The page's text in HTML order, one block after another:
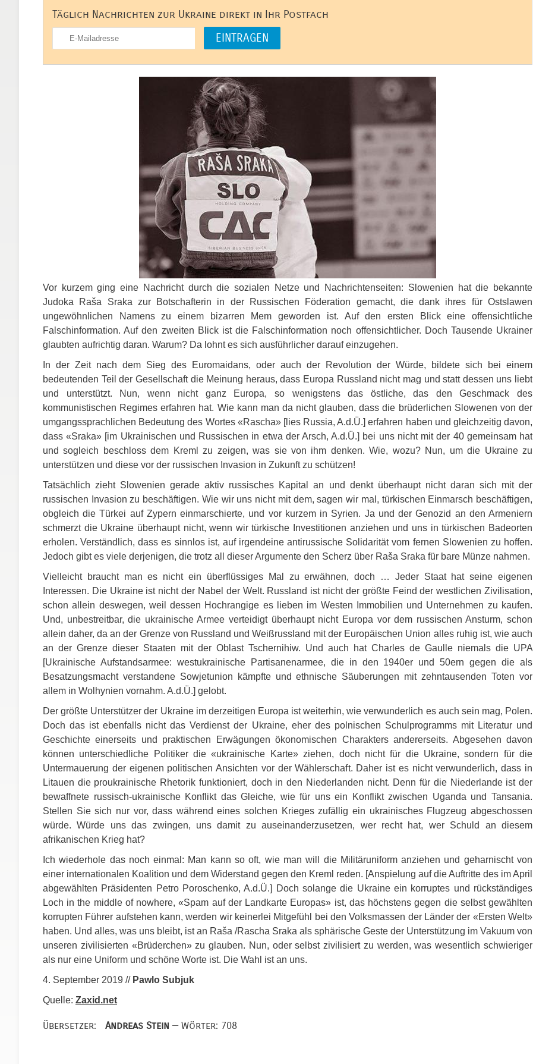
Täglich Nachrichten zur Ukraine direkt in Ihr Postfach
Vor kurzem ging eine Nachricht durch die sozialen Netze und Nachrichtenseiten: Slowenien hat die bekannte
Judoka Raša Sraka zur Botschafterin in der Russischen Föderation gemacht, die dank ihres für Ostslawen
ungewöhnlichen Namens zu einem bizarren Mem geworden ist. Auf den ersten Blick eine offensichtliche
Falschinformation. Auf den zweiten Blick ist die Falschinformation noch offensichtlicher. Doch Tausende Ukrainer
glaubten aufrichtig daran. Warum? Da lohnt es sich ausführlicher darauf einzugehen.
In der Zeit nach dem Sieg des Euromaidans, oder auch der Revolution der Würde, bildete sich bei einem
bedeutenden Teil der Gesellschaft die Meinung heraus, dass Europa Russland nicht mag und statt dessen uns liebt
und unterstützt. Nun, wenn nicht ganz Europa, so wenigstens das östliche, das den Geschmack des
kommunistischen Regimes erfahren hat. Wie kann man da nicht glauben, dass die brüderlichen Slowenen von der
umgangssprachlichen Bedeutung des Wortes «Rascha» [lies Russia, A.d.Ü.] erfahren haben und gleichzeitig davon,
dass «Sraka» [im Ukrainischen und Russischen in etwa der Arsch, A.d.Ü.] bei uns nicht mit der 40 gemeinsam hat
und sogleich beschloss dem Kreml zu zeigen, was sie von ihm denken. Wie, wozu? Nun, um die Ukraine zu
unterstützen und diese vor der russischen Invasion in Zukunft zu schützen!
Tatsächlich zieht Slowenien gerade aktiv russisches Kapital an und denkt überhaupt nicht daran sich mit der
russischen Invasion zu beschäftigen. Wie wir uns nicht mit dem, sagen wir mal, türkischen Einmarsch beschäftigen,
obgleich die Türkei auf Zypern einmarschierte, und vor kurzem in Syrien. Ja und der Genozid an den Armeniern
schmerzt die Ukraine überhaupt nicht, wenn wir türkische Investitionen anziehen und uns in türkischen Badeorten
erholen. Verständlich, dass es sinnlos ist, auf irgendeine antirussische Solidarität vom fernen Slowenien zu hoffen.
Jedoch gibt es viele derjenigen, die trotz all dieser Argumente den Scherz über Raša Sraka für bare Münze nahmen.
Vielleicht braucht man es nicht ein überflüssiges Mal zu erwähnen, doch … Jeder Staat hat seine eigenen
Interessen. Die Ukraine ist nicht der Nabel der Welt. Russland ist nicht der größte Feind der westlichen Zivilisation,
schon allein deswegen, weil dessen Hochrangige es lieben im Westen Immobilien und Unternehmen zu kaufen.
Und, unbestreitbar, die ukrainische Armee verteidigt überhaupt nicht Europa vor dem russischen Ansturm, schon
allein daher, da an der Grenze von Russland und Weißrussland mit der Europäischen Union alles ruhig ist, wie auch
an der Grenze dieser Staaten mit der Oblast Tschernihiw. Und auch hat Charles de Gaulle niemals die UPA
[Ukrainische Aufstandsarmee: westukrainische Partisanenarmee, die in den 1940er und 50ern gegen die als
Besatzungsmacht verstandene Sowjetunion kämpfte und ethnische Säuberungen mit zehntausenden Toten vor
allem in Wolhynien vornahm. A.d.Ü.] gelobt.
Der größte Unterstützer der Ukraine im derzeitigen Europa ist weiterhin, wie verwunderlich es auch sein mag, Polen.
Doch das ist ebenfalls nicht das Verdienst der Ukraine, eher des polnischen Schulprogramms mit Literatur und
Geschichte einerseits und praktischen Erwägungen ökonomischen Charakters andererseits. Abgesehen davon
können unterschiedliche Politiker die «ukrainische Karte» ziehen, doch nicht für die Ukraine, sondern für die
Untermauerung der eigenen politischen Ansichten vor der Wählerschaft. Daher ist es nicht verwunderlich, dass in
Litauen die proukrainische Rhetorik funktioniert, doch in den Niederlanden nicht. Denn für die Niederlande ist der
bewaffnete russisch-ukrainische Konflikt das Gleiche, wie für uns ein Konflikt zwischen Uganda und Tansania.
Stellen Sie sich nur vor, dass während eines solchen Krieges zufällig ein ukrainisches Flugzeug abgeschossen
würde. Würde uns das zwingen, uns damit zu auseinanderzusetzen, wer recht hat, wer Schuld an diesem
afrikanischen Krieg hat?
Ich wiederhole das noch einmal: Man kann so oft, wie man will die Militäruniform anziehen und geharnischt von
einer internationalen Koalition und dem Widerstand gegen den Kreml reden. [Anspielung auf die Auftritte des im April
abgewählten Präsidenten Petro Poroschenko, A.d.Ü.] Doch solange die Ukraine ein korruptes und rückständiges
Loch in the middle of nowhere, «Spam auf der Landkarte Europas» ist, das höchstens gegen die selbst gewählten
korrupten Führer aufstehen kann, werden wir keinerlei Mitgefühl bei den Volksmassen der Länder der «Ersten Welt»
haben. Und alles, was uns bleibt, ist an Raša /Rascha Sraka als sphärische Geste der Unterstützung im Vakuum von
unseren zivilisierten «Brüderchen» zu glauben. Nun, oder selbst zivilisiert zu werden, was wesentlich schwieriger
als nur eine Uniform und schöne Worte ist. Die Wahl ist an uns.
4. September 2019 // Pawlo Subjuk
Quelle: Zaxid.net
Übersetzer: Andreas Stein — Wörter: 708